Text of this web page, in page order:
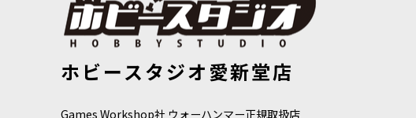
クマスター[97-19
24,100円 (税込)
[スレイヴ・トゥ・ダーク
ホビースタジオ愛新堂店
Games Workshop社 ウォーハンマー正規取扱店